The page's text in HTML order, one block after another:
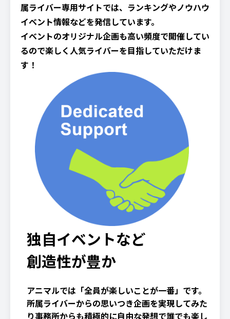
属ライバー専用サイトでは、ランキングやノウハウ
イベント情報などを発信しています。
イベントのオリジナル企画も高い頻度で開催してい
るので楽しく人気ライバーを目指していただけま
す！
独自イベントなど
創造性が豊か
アニマルでは「全員が楽しいことが一番」です。
所属ライバーからの思いつき企画を実現してみた
り事務所からも積極的に自由な発想で誰でも楽し